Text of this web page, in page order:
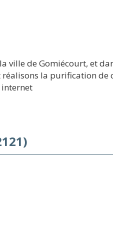
ville de Gomiécourt, et
la purification de
internet